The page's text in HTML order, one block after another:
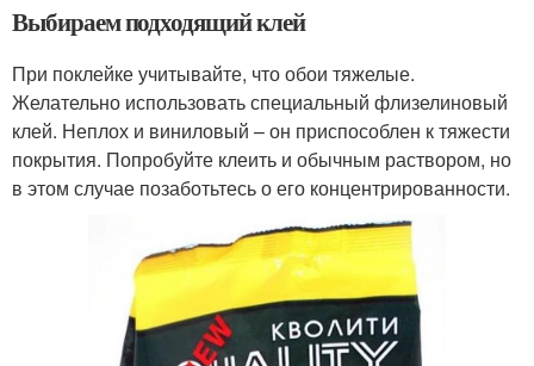
Выбираем подходящий клей
При поклейке учитывайте, что обои тяжелые.
Желательно использовать специальный флизелиновый
клей. Неплох и виниловый – он приспособлен к тяжести
покрытия. Попробуйте клеить и обычным раствором, но
в этом случае позаботьтесь о его концентрированности.